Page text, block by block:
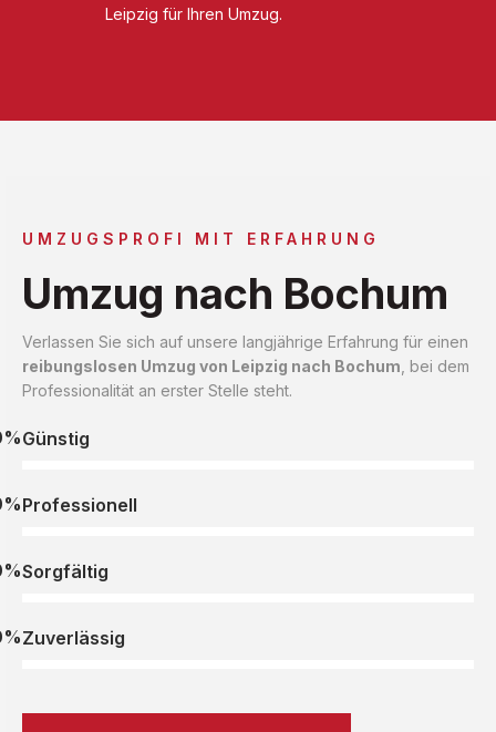
Leipzig für Ihren Umzug.
UMZUGSPROFI MIT ERFAHRUNG
Umzug nach Bochum
Verlassen Sie sich auf unsere langjährige Erfahrung für einen
reibungslosen Umzug von Leipzig nach Bochum , bei dem
Professionalität an erster Stelle steht.
Günstig
Professionell
Sorgfältig
Zuverlässig